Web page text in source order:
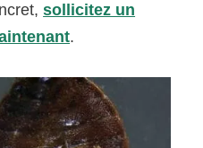
sollicitez un
.